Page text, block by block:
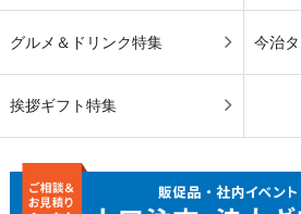
グルメ＆ドリンク特集 今治
挨拶ギフト特集